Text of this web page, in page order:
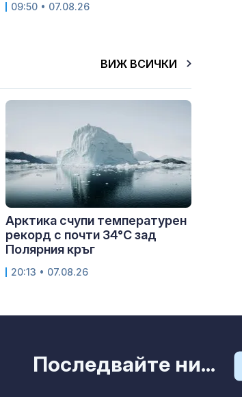
09:50 • 07.08.26
ВИЖ ВСИЧКИ
Арктика счупи температурен
рекорд с почти 34°C зад
Полярния кръг
20:13 • 07.08.26
Последвайте ни...